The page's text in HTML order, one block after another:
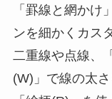
「罫線と網かけ
ンを細かくカス
二重線や点線、
(W)」で線の太